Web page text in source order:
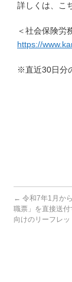
詳しくは、こ
＜社会保険労
https://
※直近30日分
← 令和7年1月か
職票」を直接送
向けのリーフレッ